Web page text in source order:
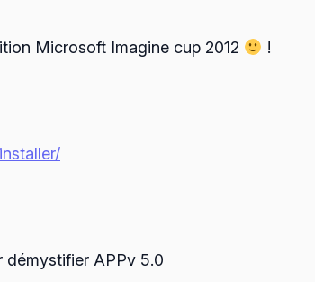
Microsoft Imagine cup 2012 !
démystifier APPv 5.0